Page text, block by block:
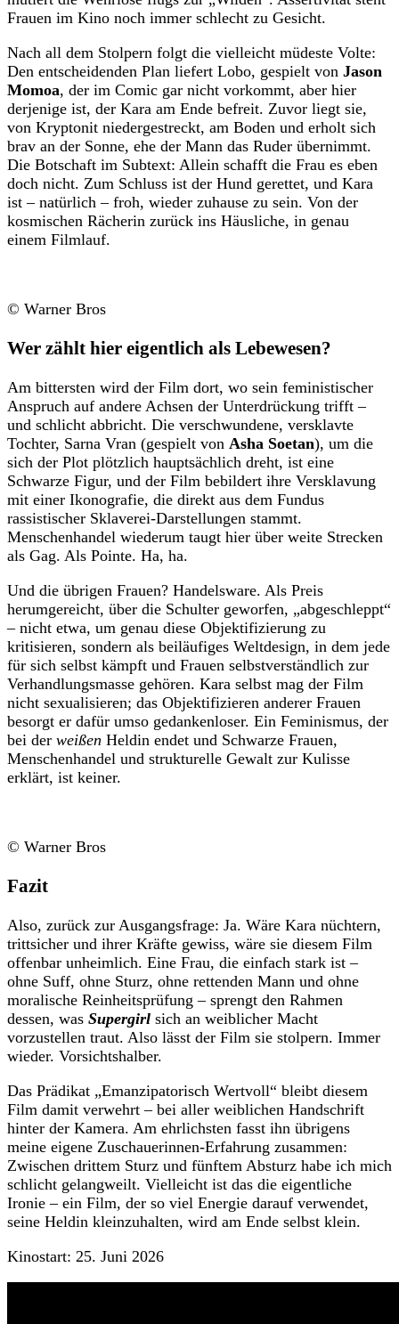
Frauen im Kino noch immer schlecht zu Gesicht.
Nach all dem Stolpern folgt die vielleicht müdeste Volte:
Den entscheidenden Plan liefert Lobo, gespielt von Jason
Momoa, der im Comic gar nicht vorkommt, aber hier
derjenige ist, der Kara am Ende befreit. Zuvor liegt sie,
von Kryptonit niedergestreckt, am Boden und erholt sich
brav an der Sonne, ehe der Mann das Ruder übernimmt.
Die Botschaft im Subtext: Allein schafft die Frau es eben
doch nicht. Zum Schluss ist der Hund gerettet, und Kara
ist – natürlich – froh, wieder zuhause zu sein. Von der
kosmischen Rächerin zurück ins Häusliche, in genau
einem Filmlauf.
© Warner Bros
Wer zählt hier eigentlich als Lebewesen?
Am bittersten wird der Film dort, wo sein feministischer
Anspruch auf andere Achsen der Unterdrückung trifft –
und schlicht abbricht. Die verschwundene, versklavte
Tochter, Sarna Vran (gespielt von Asha Soetan), um die
sich der Plot plötzlich hauptsächlich dreht, ist eine
Schwarze Figur, und der Film bebildert ihre Versklavung
mit einer Ikonografie, die direkt aus dem Fundus
rassistischer Sklaverei-Darstellungen stammt.
Menschenhandel wiederum taugt hier über weite Strecken
als Gag. Als Pointe. Ha, ha.
Und die übrigen Frauen? Handelsware. Als Preis
herumgereicht, über die Schulter geworfen, „abgeschleppt“
– nicht etwa, um genau diese Objektifizierung zu
kritisieren, sondern als beiläufiges Weltdesign, in dem jede
für sich selbst kämpft und Frauen selbstverständlich zur
Verhandlungsmasse gehören. Kara selbst mag der Film
nicht sexualisieren; das Objektifizieren anderer Frauen
besorgt er dafür umso gedankenloser. Ein Feminismus, der
bei der weißen Heldin endet und Schwarze Frauen,
Menschenhandel und strukturelle Gewalt zur Kulisse
erklärt, ist keiner.
© Warner Bros
Fazit
Also, zurück zur Ausgangsfrage: Ja. Wäre Kara nüchtern,
trittsicher und ihrer Kräfte gewiss, wäre sie diesem Film
offenbar unheimlich. Eine Frau, die einfach stark ist –
ohne Suff, ohne Sturz, ohne rettenden Mann und ohne
moralische Reinheitsprüfung – sprengt den Rahmen
dessen, was Supergirl sich an weiblicher Macht
vorzustellen traut. Also lässt der Film sie stolpern. Immer
wieder. Vorsichtshalber.
Das Prädikat „Emanzipatorisch Wertvoll“ bleibt diesem
Film damit verwehrt – bei aller weiblichen Handschrift
hinter der Kamera. Am ehrlichsten fasst ihn übrigens
meine eigene Zuschauerinnen-Erfahrung zusammen:
Zwischen drittem Sturz und fünftem Absturz habe ich mich
schlicht gelangweilt. Vielleicht ist das die eigentliche
Ironie – ein Film, der so viel Energie darauf verwendet,
seine Heldin kleinzuhalten, wird am Ende selbst klein.
Kinostart: 25. Juni 2026